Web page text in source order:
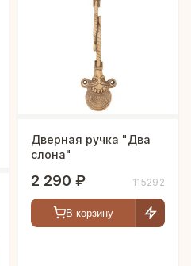
Дверная ручка "Два
слона"
2 290 ₽ 115292
В корзину